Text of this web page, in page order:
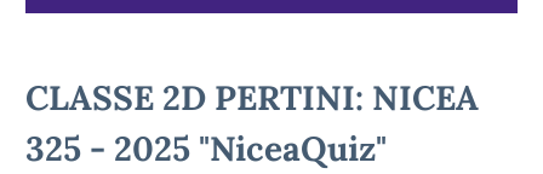
CLASSE 2D PERTINI: NICEA
325 - 2025 "NiceaQuiz"